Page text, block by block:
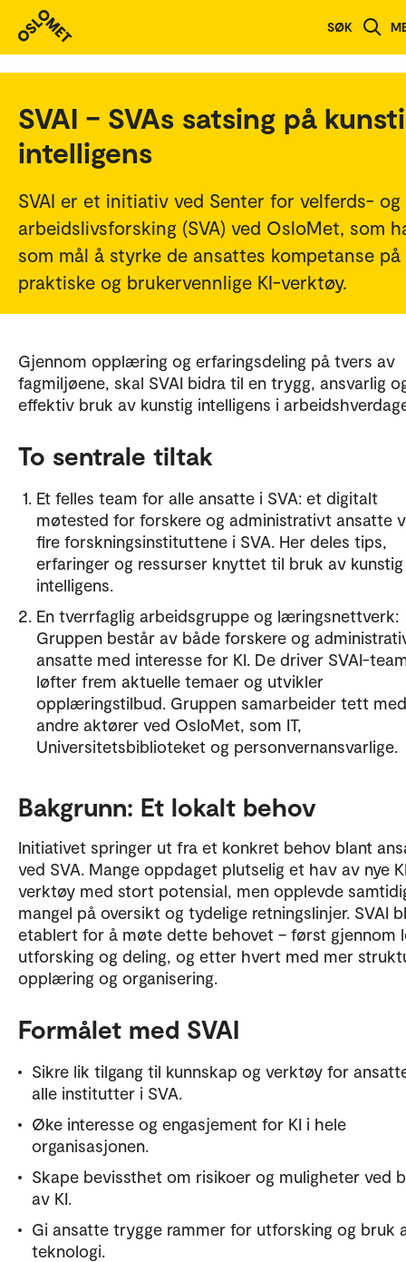
SØK
SVAI – SVAs satsing på
intelligens
SVAI er et initiativ ved Senter for velferds- og
arbeidslivsforsking (SVA) ved OsloMet, som
som mål å styrke de ansattes kompetanse på
praktiske og brukervennlige KI-verktøy.
Gjennom opplæring og erfaringsdeling på tvers av
fagmiljøene, skal SVAI bidra til en trygg, ansvarlig
effektiv bruk av kunstig intelligens i
To sentrale tiltak
Et felles team for alle ansatte i SVA: et digitalt
møtested for forskere og administrativt ansatte
fire forskningsinstituttene i SVA. Her deles tips,
erfaringer og ressurser knyttet til bruk av kunstig
intelligens.
En tverrfaglig arbeidsgruppe og læringsnettverk:
Gruppen består av både forskere og
ansatte med interesse for KI. De driver SVAI-
løfter frem aktuelle temaer og utvikler
opplæringstilbud. Gruppen samarbeider tett med
andre aktører ved OsloMet, som IT,
Universitetsbiblioteket og personvernansvarlige.
Bakgrunn: Et lokalt behov
Initiativet springer ut fra et konkret behov blant
ved SVA. Mange oppdaget plutselig et hav av nye
verktøy med stort potensial, men opplevde
mangel på oversikt og tydelige retningslinjer. SVAI
etablert for å møte dette behovet – først gjennom
utforsking og deling, og etter hvert med mer
opplæring og organisering.
Formålet med SVAI
Sikre lik tilgang til kunnskap og verktøy for
alle institutter i SVA.
Øke interesse og engasjement for KI i hele
organisasjonen.
Skape bevissthet om risikoer og muligheter ved
av KI.
Gi ansatte trygge rammer for utforsking og bruk
teknologi.